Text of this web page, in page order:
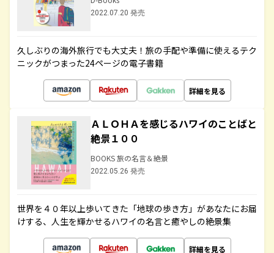
2022.07.20 発売
久しぶりの海外旅行でも大丈夫！旅の手配や準備に使えるテク
ニックがつまった24ページの電子書籍
詳細を見る
ＡＬＯＨＡを感じるハワイのことばと
絶景１００
BOOKS 旅の名言＆絶景
2022.05.26 発売
世界を４０年以上歩いてきた「地球の歩き方」があなたにお届
けする、人生を輝かせるハワイの名言と癒やしの絶景集
詳細を見る